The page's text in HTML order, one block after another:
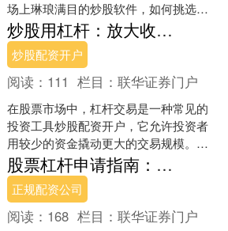
场上琳琅满目的炒股软件，如何挑选既
安全又功能强大的平台？本文将为您提
供全面的股票交易软件推荐....
炒股用杠杆：放大收益，也放大风险，适合短线博弈
炒股配资开户
阅读： 111 栏目：联华证券门户
在股票市场中，杠杆交易是一种常见的
投资工具炒股配资开户，它允许投资者
用较少的资金撬动更大的交易规模。对
于追求高收益的短线交易者而言，杠杆
确实能够放大收益，但同时....
股票杠杆申请指南：条件、流程与风险详解
正规配资公司
阅读： 168 栏目：联华证券门户